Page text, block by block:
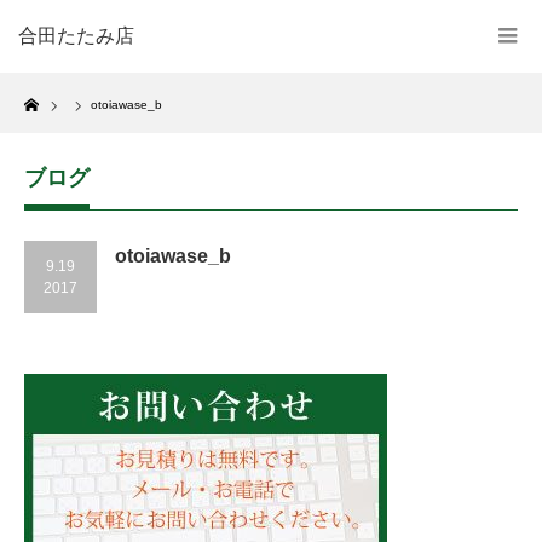
合田たたみ店
Home
otoiawase_b
ブログ
9.19
2017
otoiawase_b